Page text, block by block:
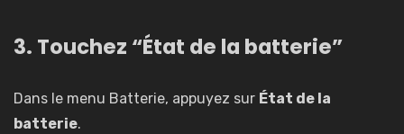
3. Touchez “État de la batterie”
Dans le menu Batterie, appuyez sur État de la
batterie.